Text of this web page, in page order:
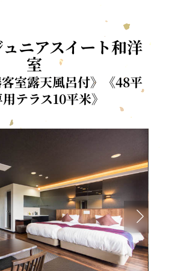
ニアスイート和洋
室
客室露天風呂付》《48平
テラス10平米》